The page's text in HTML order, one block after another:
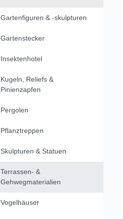
Gartenfiguren & -skulpturen
Gartenstecker
Insektenhotel
Kugeln, Reliefs &
Pinienzapfen
Pergolen
Pflanztreppen
Skulpturen & Statuen
Terrassen- &
Gehwegmaterialien
Vogelhäuser